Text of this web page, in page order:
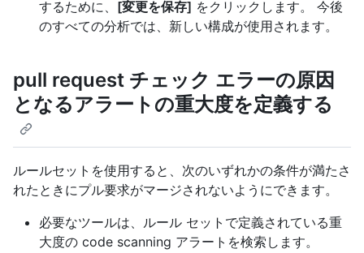
するために、 [変更を保存] をクリックします。 今後
のすべての分析では、新しい構成が使用されます。
pull request チェック エラーの原因
となるアラートの重大度を定義する
ルールセットを使用すると、次のいずれかの条件が満たさ
れたときにプル要求がマージされないようにできます。
必要なツールは、ルール セットで定義されている重
大度の code scanning アラートを検索します。